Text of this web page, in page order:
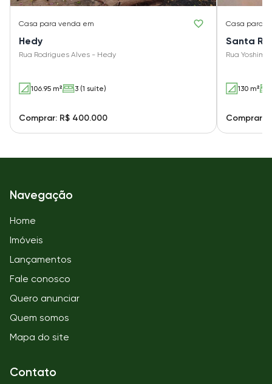
Casa para venda em
Hedy
Rua Rodrigues Alves - Hedy
106.95 m² 3 (1 suíte)
Comprar: R$ 400.000
Casa para
Santa
Rua
130 m²
Comprar:
Navegação
Home
Imóveis
Lançamentos
Fale conosco
Quero anunciar
Quem somos
Mapa do site
Contato